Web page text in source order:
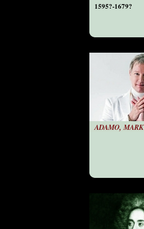
1595?-1679?
ADAMO, MARK